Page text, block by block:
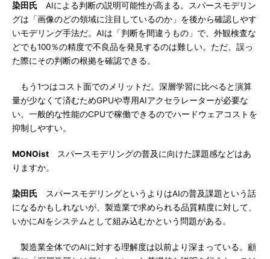
染田氏 AIによる判断の説明可能性が高まる。スパースモデリン
グは「画像のどの領域に注目しているのか」を後から確認しやす
いモデリング手法だ。AIは「判断を間違うもの」で、外観検査な
どでも100％の精度で不良品を発見するのは難しい。ただ、誤っ
た際にその判断の根拠を確認できる。
もう1つはコスト面でのメリットだ。深層学習に比べると演算
量が少なくて済むためGPUや専用AIアクセラレーターが必要な
い。一般的な性能のCPUで稼働できるのでハードウェアコストを
抑制しやすい。
MONOist スパースモデリングの普及に向けた課題感などはあ
りますか。
染田氏 スパースモデリングというよりはAIの普及課題という話
になるかもしれないが、製造業で求められる品質精度に対して、
いかにAIをシステムとして組み込むかという問題がある。
製造業全体でのAIに対する理解度は以前より深まっている。顧